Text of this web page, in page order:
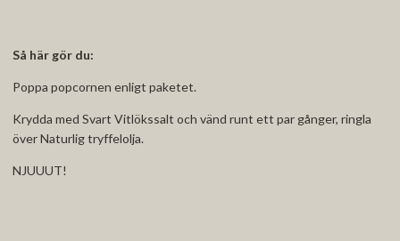
Så här gör du:
Poppa popcornen enligt paketet.
Krydda med Svart Vitlökssalt och vänd runt ett par gånger, ringla
över Naturlig tryffelolja.
NJUUUT!